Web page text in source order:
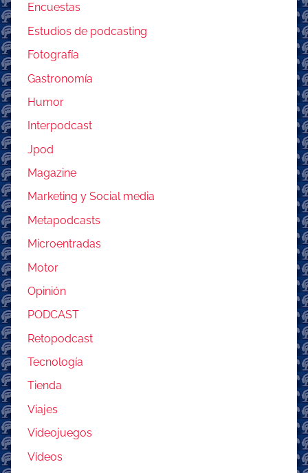
Encuestas
Estudios de podcasting
Fotografía
Gastronomía
Humor
Interpodcast
Jpod
Magazine
Marketing y Social media
Metapodcasts
Microentradas
Motor
Opinión
PODCAST
Retopodcast
Tecnología
Tienda
Viajes
Videojuegos
Vídeos